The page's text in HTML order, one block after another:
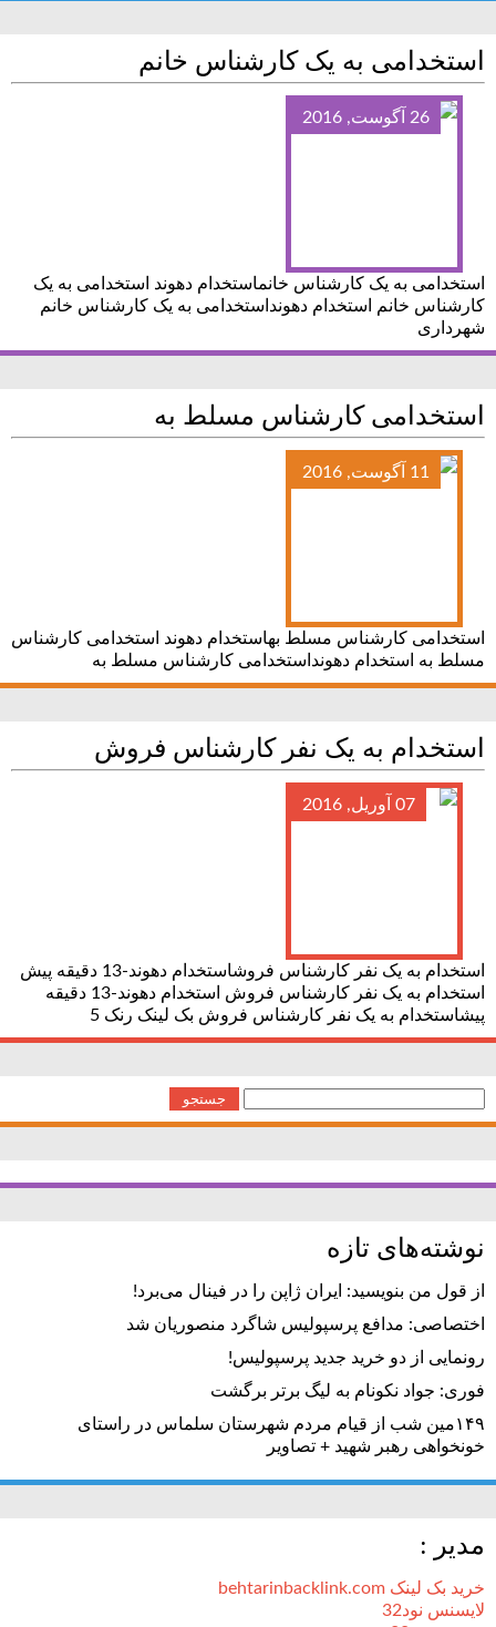
استخدامی به یک کارشناس خانم
26 آگوست, 2016
استخدامی به یک کارشناس خانماستخدام دهوند استخدامی به یک
کارشناس خانم استخدام دهونداستخدامی به یک کارشناس خانم
شهرداری
استخدامی کارشناس مسلط به
11 آگوست, 2016
استخدامی کارشناس مسلط بهاستخدام دهوند استخدامی کارشناس
مسلط به استخدام دهونداستخدامی کارشناس مسلط به
استخدام به یک نفر کارشناس فروش
07 آوریل, 2016
استخدام به یک نفر کارشناس فروشاستخدام دهوند-13 دقیقه پیش
استخدام به یک نفر کارشناس فروش استخدام دهوند-13 دقیقه
پیشاستخدام به یک نفر کارشناس فروش بک لینک رنک 5
برای:
نوشته‌های تازه
از قول من بنویسید: ایران ژاپن را در فینال می‌برد!
اختصاصی: مدافع پرسپولیس شاگرد منصوریان شد
رونمایی از دو خرید جدید پرسپولیس!
فوری: جواد نکونام به لیگ برتر برگشت
۱۴۹مین شب از قیام مردم شهرستان سلماس در راستای
خونخواهی رهبر شهید + تصاویر
مدیر :
خرید بک لینک behtarinbacklink.com
لایسنس نود32